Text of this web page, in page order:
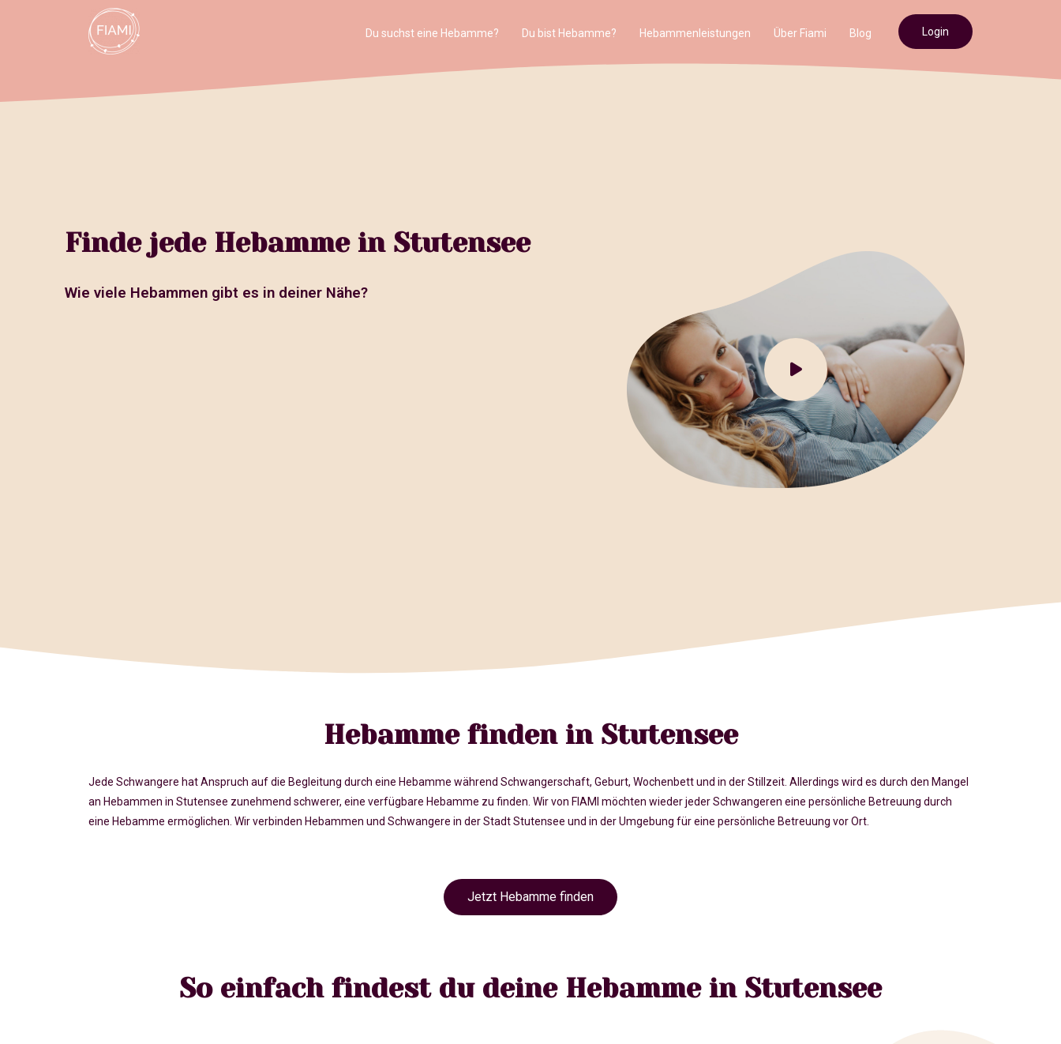
Du suchst eine Hebamme? Du bist Hebamme? Hebammenleistungen Über Fiami Blog Login
Finde jede Hebamme in Stutensee
Wie viele Hebammen gibt es in deiner Nähe?
Hebamme finden in Stutensee
Jede Schwangere hat Anspruch auf die Begleitung durch eine Hebamme während Schwangerschaft, Geburt, Wochenbett und in der Stillzeit. Allerdings wird es durch den Mangel
an Hebammen in Stutensee zunehmend schwerer, eine verfügbare Hebamme zu finden. Wir von FIAMI möchten wieder jeder Schwangeren eine persönliche Betreuung durch
eine Hebamme ermöglichen. Wir verbinden Hebammen und Schwangere in der Stadt Stutensee und in der Umgebung für eine persönliche Betreuung vor Ort.
Jetzt Hebamme finden
So einfach findest du deine Hebamme in Stutensee